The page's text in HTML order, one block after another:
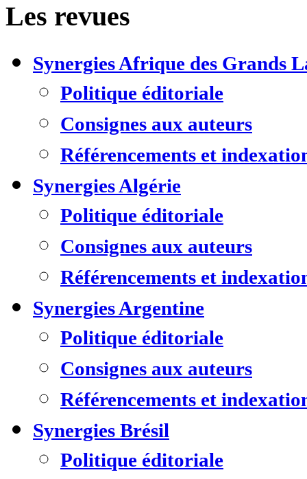
Les revues
Synergies Afrique des Grands
Politique éditoriale
Consignes aux auteurs
Référencements et
Synergies Algérie
Politique éditoriale
Consignes aux auteurs
Référencements et
Synergies Argentine
Politique éditoriale
Consignes aux auteurs
Référencements et
Synergies Brésil
Politique éditoriale